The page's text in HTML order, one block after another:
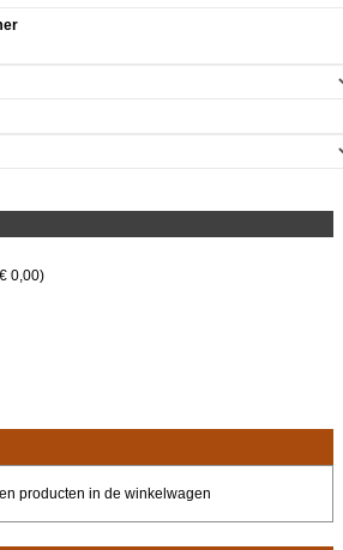
0,00)
producten in de winkelwagen